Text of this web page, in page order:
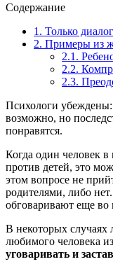
Содержание
1. Только
2. Примеры из
2.1.
2.2.
2.3.
Психологи убеждены:
возможно, но
понравятся.
Когда один человек в
против детей, это
этом вопросе не
родителями, либо
обговаривают еще
В некоторых случаях
любимого человека
уговаривать и